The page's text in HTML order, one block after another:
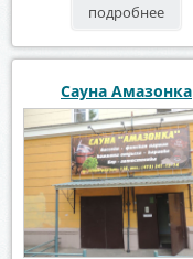
подробнее
Сауна Амазонка